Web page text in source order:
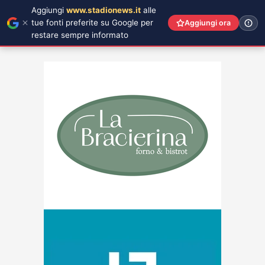
Aggiungi www.stadionews.it alle
tue fonti preferite su Google per
restare sempre informato
Aggiungi ora